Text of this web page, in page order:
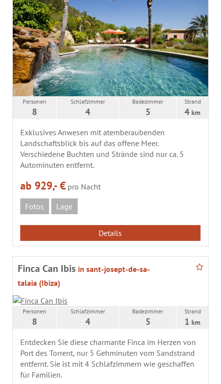
Personen
8
Schlafzimmer
4
Badezimmer
5
Strand
4 km
Exklusives Anwesen mit atemberaubenden
Landschaftsblick bis auf das offene Meer.
Verschiedene Buchten und Strände sind nur ca. 5
Autominuten entfernt.
ab 929,- € pro Nacht
Fotos
Lage
Details
Finca Can Ibis in sant-josept-de-sa-
talaia (Ibiza)
Personen
8
Schlafzimmer
4
Badezimmer
5
Strand
1 km
Entdecken Sie diese charmante Finca im Herzen von
Port des Torrent, nur 5 Gehminuten vom Sandstrand
entfernt. Sie ist mit 4 Schlafzimmern wie geschaffen
für Familien.